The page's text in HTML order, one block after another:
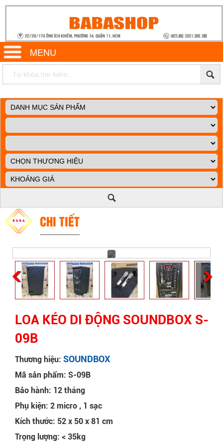
MENU
CHI TIẾT
LOA KÉO DI ĐỘNG SOUNDBOX S-
09B
Thương hiệu: SOUNDBOX
Mã sản phẩm: S-09B
Bảo hành: 12 tháng
Phụ kiện: 2 micro , 1 sạc
Kích thước: 52 x 50 x 81 cm
Trọng lượng: < 35kg